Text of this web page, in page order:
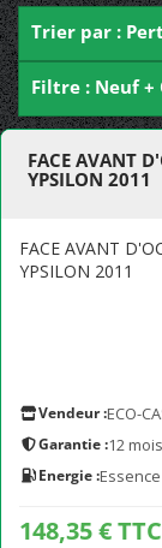
Trier par :
Filtre : Neuf +
FACE AVANT
YPSILON 2011
FACE AVANT
YPSILON 2011
Vendeur :ECO-
Garantie :12 mois
Energie :Essence
148,35 € TTC